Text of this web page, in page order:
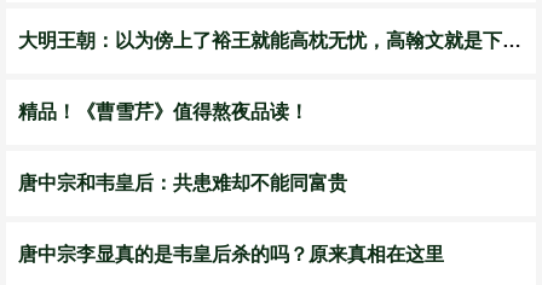
大明王朝：以为傍上了裕王就能高枕无忧，高翰文就是下一个沈一石
精品！《曹雪芹》值得熬夜品读！
唐中宗和韦皇后：共患难却不能同富贵
唐中宗李显真的是韦皇后杀的吗？原来真相在这里